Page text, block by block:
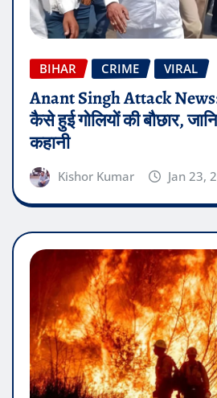
BIHAR CRIME VIRAL
Anant Singh Attack
कैसे हुई गोलियों की बौछार,
कहानी
Kishor Kumar Jan 23,